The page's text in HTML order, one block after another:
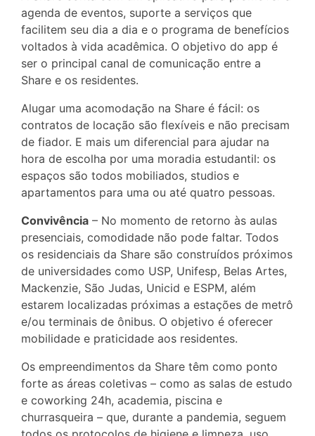
agenda de eventos, suporte a serviços que
facilitem seu dia a dia e o programa de benefícios
voltados à vida acadêmica. O objetivo do app é
ser o principal canal de comunicação entre a
Share e os residentes.
Alugar uma acomodação na Share é fácil: os
contratos de locação são flexíveis e não precisam
de fiador. E mais um diferencial para ajudar na
hora de escolha por uma moradia estudantil: os
espaços são todos mobiliados, studios e
apartamentos para uma ou até quatro pessoas.
Convivência – No momento de retorno às aulas
presenciais, comodidade não pode faltar. Todos
os residenciais da Share são construídos próximos
de universidades como USP, Unifesp, Belas Artes,
Mackenzie, São Judas, Unicid e ESPM, além
estarem localizadas próximas a estações de metrô
e/ou terminais de ônibus. O objetivo é oferecer
mobilidade e praticidade aos residentes.
Os empreendimentos da Share têm como ponto
forte as áreas coletivas – como as salas de estudo
e coworking 24h, academia, piscina e
churrasqueira – que, durante a pandemia, seguem